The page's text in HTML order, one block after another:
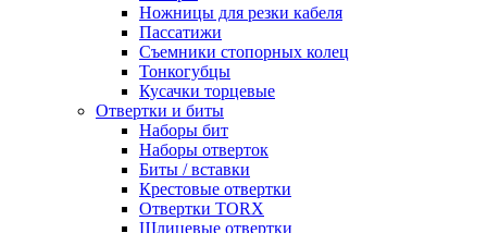
Ножницы для резки кабеля
Пассатижи
Съемники стопорных колец
Тонкогубцы
Кусачки торцевые
Отвертки и биты
Наборы бит
Наборы отверток
Биты / вставки
Крестовые отвертки
Отвертки TORX
Шлицевые отвертки